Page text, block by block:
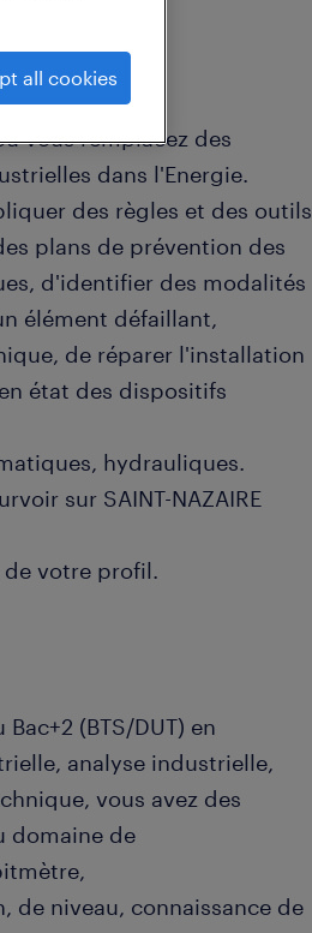
électricité-
vous remplacez des
dans l'Energie.
des règles et des outils
plans de prévention des
d'identifier des modalités
élément défaillant,
de réparer l'installation
état des dispositifs
hydrauliques.
sur SAINT-NAZAIRE
de votre profil.
(BTS/DUT) en
analyse industrielle,
vous avez des
domaine de
de niveau, connaissance de
all cookies